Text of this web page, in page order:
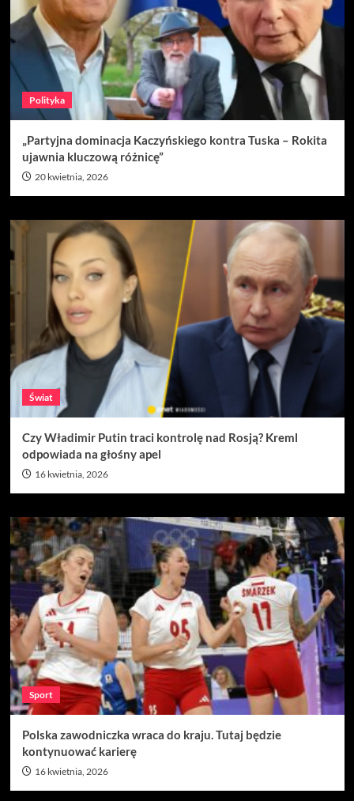
Polityka
„Partyjna dominacja Kaczyńskiego kontra Tuska – Rokita
ujawnia kluczową różnicę”
20 kwietnia, 2026
Świat
Czy Władimir Putin traci kontrolę nad Rosją? Kreml
odpowiada na głośny apel
16 kwietnia, 2026
Sport
Polska zawodniczka wraca do kraju. Tutaj będzie
kontynuować karierę
16 kwietnia, 2026